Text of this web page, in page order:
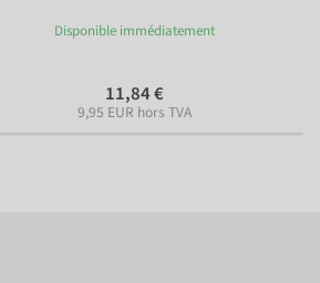
Disponible immédiatement
11,84 €
9,95 EUR hors TVA